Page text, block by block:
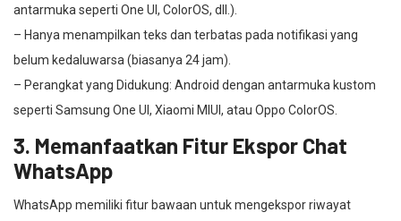
antarmuka seperti One UI, ColorOS, dll.).
– Hanya menampilkan teks dan terbatas pada notifikasi yang
belum kedaluwarsa (biasanya 24 jam).
– Perangkat yang Didukung: Android dengan antarmuka kustom
seperti Samsung One UI, Xiaomi MIUI, atau Oppo ColorOS.
3. Memanfaatkan Fitur Ekspor Chat
WhatsApp
WhatsApp memiliki fitur bawaan untuk mengekspor riwayat